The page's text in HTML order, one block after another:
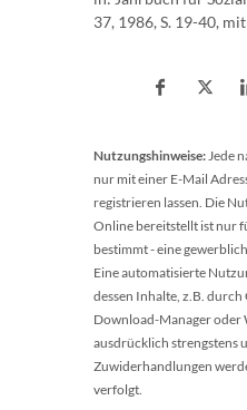
37, 1986, S. 19-40,
Nutzungshinweise:Jede
nur mit einer E-Mail
registrieren lassen. Die
Online bereitstellt ist nur
bestimmt - eine
Eine automatisierte
dessen Inhalte, z.B.
Download-Manager oder
ausdrücklich strengstens
Zuwiderhandlungen
verfolgt.